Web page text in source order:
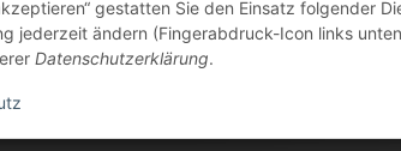
gestatten Sie den Einsatz folgender
jederzeit ändern (Fingerabdruck-Icon links
Datenschutzerklärung.
VERSANDKOSTEN
WIDERRUFSRECHT